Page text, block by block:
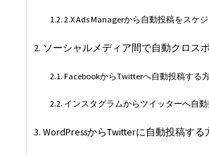
2.X Ads Managerから自動投稿をスケ
ソーシャルメディア間で自動クロス
FacebookからTwitterへ自動投稿する
インスタグラムからツイッターへ自
WordPressからTwitterに自動投稿する